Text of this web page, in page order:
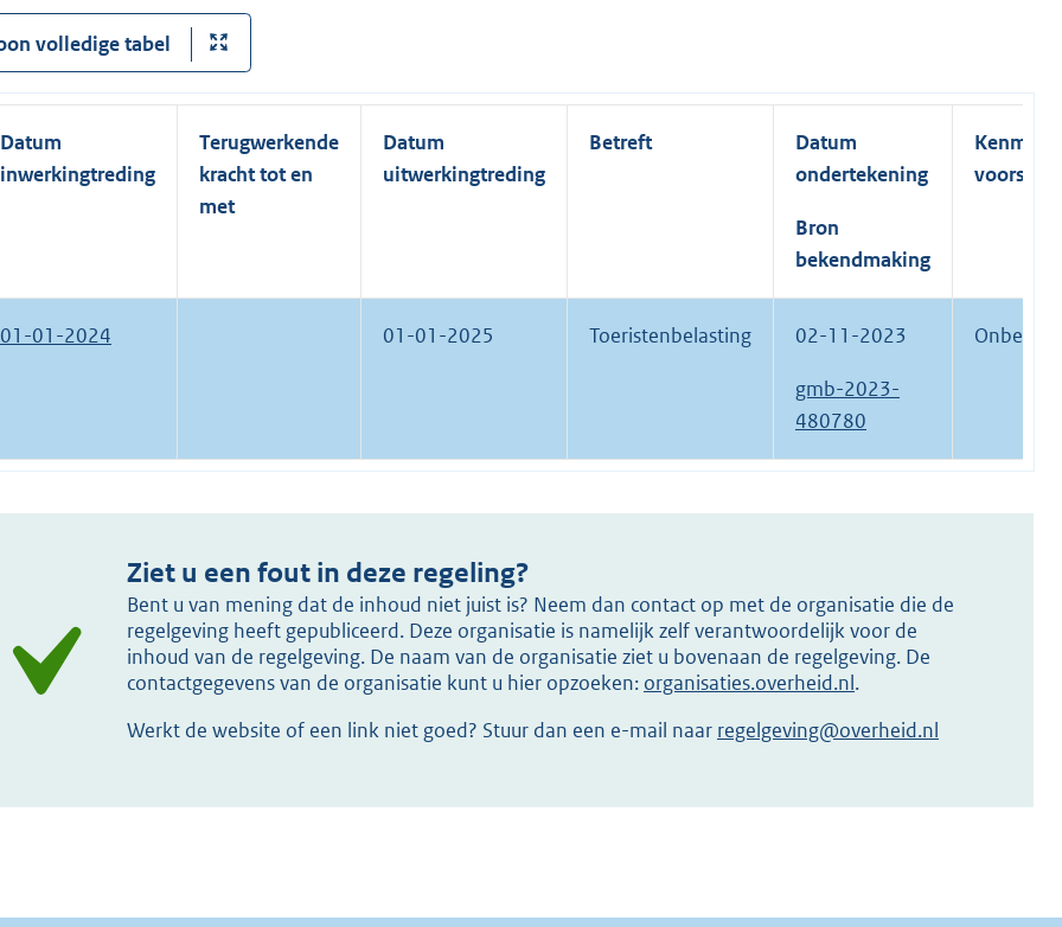
volledige tabel
Datum
inwerkingtreding
Terugwerkende
kracht tot en
met
Datum
uitwerkingtreding
Betreft
Datum
ondertekening
Bron
bekendmaking
Kenmerk
voorstel
01-01-2024 01-01-2025 Toeristenbelasting 02-11-2023
gmb-2023-
480780
Ziet u een fout in deze regeling?
Bent u van mening dat de inhoud niet juist is? Neem dan contact op met de organisatie die de
regelgeving heeft gepubliceerd. Deze organisatie is namelijk zelf verantwoordelijk voor de
inhoud van de regelgeving. De naam van de organisatie ziet u bovenaan de regelgeving. De
contactgegevens van de organisatie kunt u hier opzoeken: organisaties.overheid.nl.
Werkt de website of een link niet goed? Stuur dan een e-mail naar regelgeving@overheid.nl